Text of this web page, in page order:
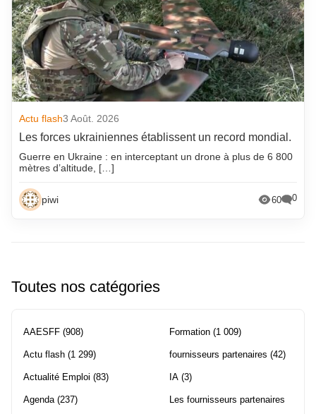
Actu flash3 Août. 2026
Les forces ukrainiennes établissent un record mondial.
Guerre en Ukraine : en interceptant un drone à plus de 6 800
mètres d’altitude, […]
piwi 60 0
Toutes nos catégories
AAESFF (908)
Actu flash (1 299)
Actualité Emploi (83)
Agenda (237)
Formation (1 009)
fournisseurs partenaires (42)
IA (3)
Les fournisseurs partenaires